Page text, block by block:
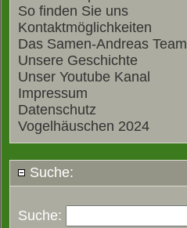
So finden Sie uns
Kontaktmöglichkeiten
Das Samen-Andreas Team
Unsere Geschichte
Unser Youtube Kanal
Impressum
Datenschutz
Vogelhäuschen 2024
Suche:
Suche: